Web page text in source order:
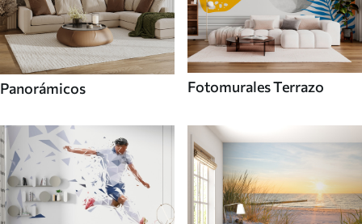
Panorámicos Fotomurales Terrazo